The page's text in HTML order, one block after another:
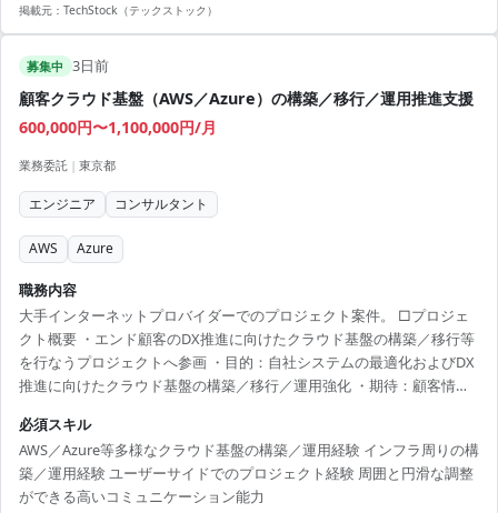
掲載元： TechStock（テックストック）
募集中 3日前
顧客クラウド基盤（AWS／Azure）の構築／移行／運用推進支援
600,000円〜1,100,000円/月
業務委託 | 東京都
エンジニア コンサルタント
AWS Azure
職務内容
大手インターネットプロバイダーでのプロジェクト案件。 □プロジェ
クト概要 ・エンド顧客のDX推進に向けたクラウド基盤の構築／移行等
を行なうプロジェクトへ参画 ・目的：自社システムの最適化およびDX
推進に向けたクラウド基盤の構築／移行／運用強化 ・期待：顧客情報
係各所との調整を含めて業務を推進する ・役割：インフラ担当として
顧客情報システム側に立ったプロジェクト推進／調整およびクラウド
基盤の技術支援／運用設計／ハンズオン □業務内容 ・顧客情報システ
ム側に立ったプロジェクト推進／調整 ・クラウド基盤の技術支援／運
必須スキル
AWS／Azure等多様なクラウド基盤の構築／運用経験 インフラ周りの構
築／運用経験 ユーザーサイドでのプロジェクト経験 周囲と円滑な調整
ができる高いコミュニケーション能力